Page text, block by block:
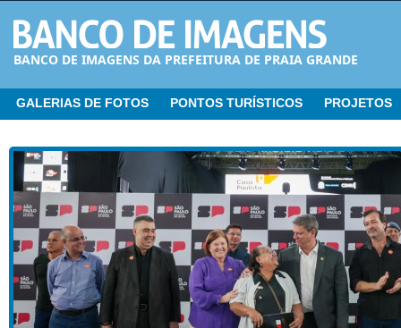
BANCO DE IMAGENS DA PREFEITURA DE PRAIA GRANDE
GALERIAS DE FOTOS PONTOS TURÍSTICOS PROJETOS